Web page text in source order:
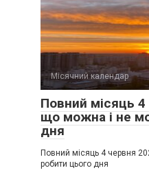
Місячний календар
Повний місяць
що можна і не
дня
Повний місяць 4 червня
робити цього дня